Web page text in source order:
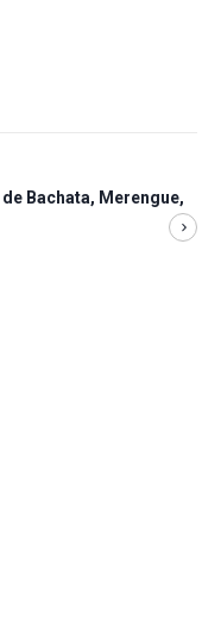
de Bachata, Merengue,